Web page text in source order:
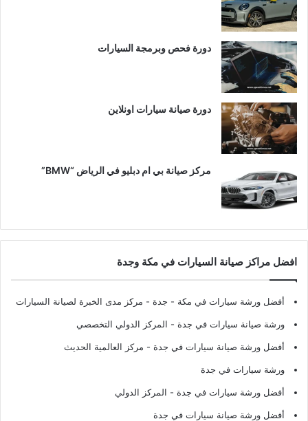
دورة فحص وبرمجة السيارات
دورة صيانة سيارات اونلاين
مركز صيانة بي ام دبليو في الرياض “BMW”
افضل مراكز صيانة السيارات في مكة وجدة
أفضل ورشة سيارات في مكة - جدة - مركز مدى الخبرة لصيانة السيارات
ورشة صيانة سيارات في جدة - المركز الدولي التخصصي
أفضل ورشة صيانة سيارات في جدة - مركز العالمية الحديث
ورشة سيارات في جدة
أفضل ورشة سيارات في جدة - المركز الدولي
أفضل ورشة صيانة سيارات في جدة